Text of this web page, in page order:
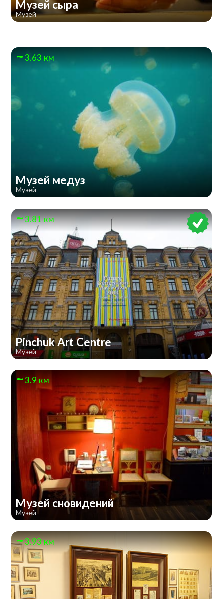
Музей сыра
Музей
3.63 км
Музей медуз
Музей
3.81 км
Pinchuk Art Centre
Музей
3.9 км
Музей сновидений
Музей
3.93 км